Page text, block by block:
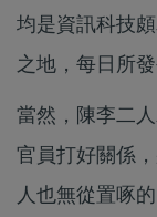
均是資訊科技
之地，每日所
當然，陳李二
官員打好關係
人也無從置啄